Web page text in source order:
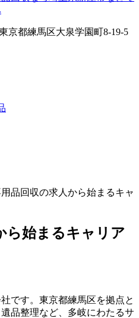
用品回収の求人から始まるキャ
ら始まるキャリア
です。東京都練馬区を拠点と
品整理など、多岐にわたるサ